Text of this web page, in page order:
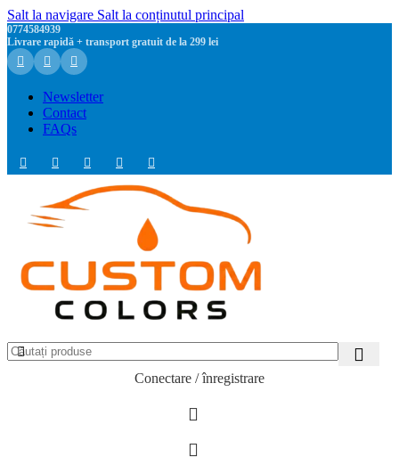
Salt la navigare Salt la conținutul principal
0774584939
Livrare rapidă + transport gratuit de la 299 lei
Newsletter
Contact
FAQs
Conectare / înregistrare